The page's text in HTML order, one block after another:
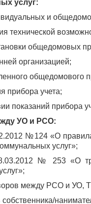
услуг:
и
технической
общедомовых
организацией;
общедомового
прибора учета;
показаний прибора
УО и РСО:
№124 «О
услуг»;
№ 253 «О
между РСО и